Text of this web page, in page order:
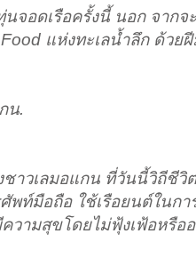
จอดเรือครั้งนี้ นอก จากจ
แห่งทะเลน้ำลึก ด้วย
น.
าวเลมอแกน ที่วันนี้วิถีชีวิ
ศัพท์มือถือ ใช้เรือยนต์ใน
ความสุขโดยไม่ฟุ้งเฟ้อหรื